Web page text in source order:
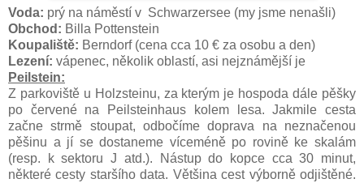
Voda: prý na náměstí v Schwarzersee (my jsme nenašli)
Obchod: Billa Pottenstein
Koupaliště: Berndorf (cena cca 10 € za osobu a den)
Lezení: vápenec, několik oblastí, asi nejznámější je
Peilstein:
Z parkoviště u Holzsteinu, za kterým je hospoda dále pěšky
po červené na Peilsteinhaus kolem lesa. Jakmile cesta
začne strmě stoupat, odbočíme doprava na neznačenou
pěšinu a jí se dostaneme víceméně po rovině ke skalám
(resp. k sektoru J atd.). Nástup do kopce cca 30 minut,
některé cesty staršího data. Většina cest výborně odjištěné.